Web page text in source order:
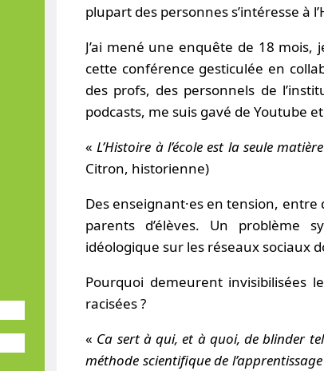
plupart des personnes s’intéresse à
J’ai mené une enquête de 18
cette conférence gesticulée en
des profs, des personnels de
podcasts, me suis gavé de Youtube
«L’Histoire à l’école est la seule
Citron, historienne)
Des enseignant·es en tension,
parents d’élèves. Un problème
idéologique sur les réseaux sociaux
Pourquoi demeurent invisibilisées
racisées ?
« Ca sert à qui, et à quoi, de blinder
méthode scientifique de